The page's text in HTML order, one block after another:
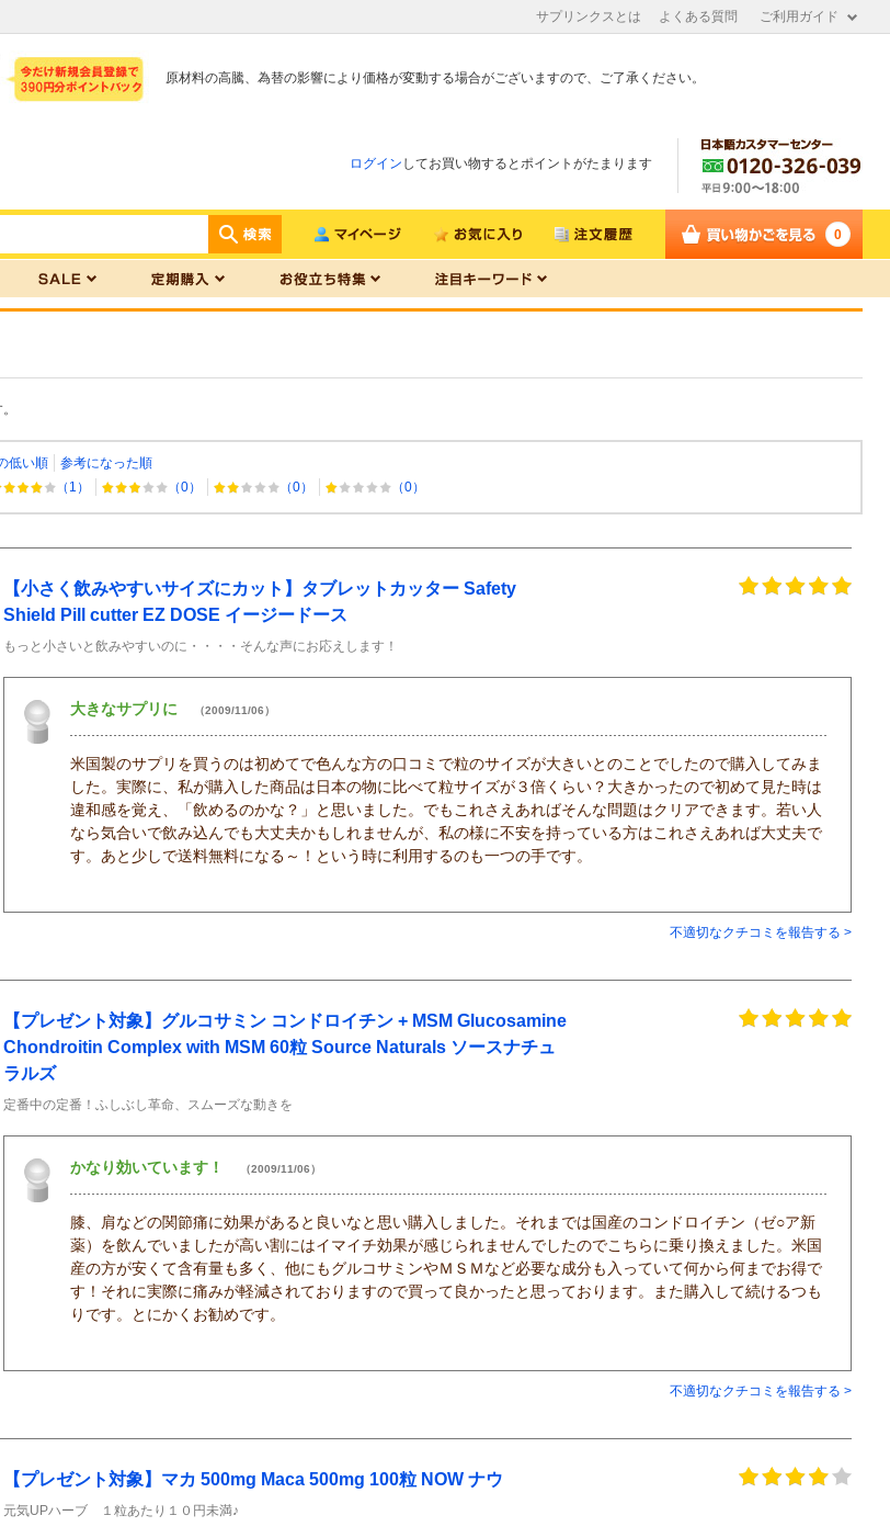
サプリンクスとは よくある質問 ご利用ガイド
原材料の高騰、為替の影響により価格が変動する場合がございますので、ご了承ください。
ログイン してお買い物するとポイントがたまります
0
低い順
参考になった順
（1） （0） （0） （0）
【小さく飲みやすいサイズにカット】タブレットカッター Safety
Shield Pill cutter EZ DOSE イージードース
もっと小さいと飲みやすいのに・・・・そんな声にお応えします！
大きなサプリに （2009/11/06）
米国製のサプリを買うのは初めてで色んな方の口コミで粒のサイズが大きいとのことでしたので購入してみま
した。実際に、私が購入した商品は日本の物に比べて粒サイズが３倍くらい？大きかったので初めて見た時は
違和感を覚え、「飲めるのかな？」と思いました。でもこれさえあればそんな問題はクリアできます。若い人
なら気合いで飲み込んでも大丈夫かもしれませんが、私の様に不安を持っている方はこれさえあれば大丈夫で
す。あと少しで送料無料になる～！という時に利用するのも一つの手です。
不適切なクチコミを報告する >
【プレゼント対象】グルコサミン コンドロイチン + MSM Glucosamine
Chondroitin Complex with MSM 60粒 Source Naturals ソースナチュ
ラルズ
定番中の定番！ふしぶし革命、スムーズな動きを
かなり効いています！ （2009/11/06）
膝、肩などの関節痛に効果があると良いなと思い購入しました。それまでは国産のコンドロイチン（ゼ○ア新
薬）を飲んでいましたが高い割にはイマイチ効果が感じられませんでしたのでこちらに乗り換えました。米国
産の方が安くて含有量も多く、他にもグルコサミンやＭＳＭなど必要な成分も入っていて何から何までお得で
す！それに実際に痛みが軽減されておりますので買って良かったと思っております。また購入して続けるつも
りです。とにかくお勧めです。
不適切なクチコミを報告する >
【プレゼント対象】マカ 500mg Maca 500mg 100粒 NOW ナウ
元気UPハーブ １粒あたり１０円未満♪